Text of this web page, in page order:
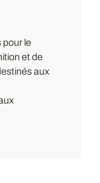
pour le
et de
aux